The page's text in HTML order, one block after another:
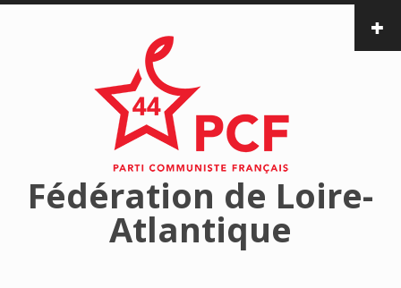
Aller au contenu principal
Fédération de Loire-
Atlantique